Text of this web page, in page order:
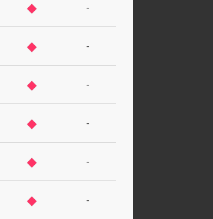
◆ -
◆ -
◆ -
◆ -
◆ -
◆ -